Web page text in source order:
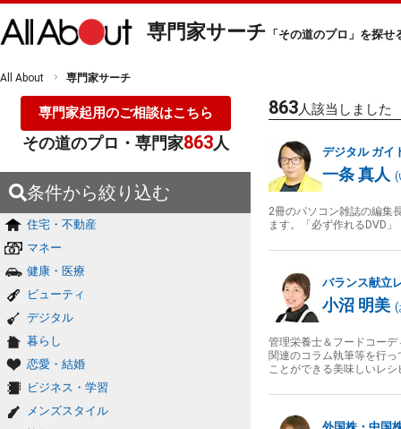
専門家サーチ 「その道のプロ」を探せ
All About 専門家サーチ
専門家起用のご相談はこちら
その道のプロ・専門家863人
条件から絞り込む
住宅・不動産
マネー
健康・医療
ビューティ
デジタル
暮らし
恋愛・結婚
ビジネス・学習
メンズスタイル
863人該当しました
デジタルガイ
一条 真人 (
2冊のパソコン雑誌の編集
ます。「必ず作れるDVD
バランス献立
小沼 明美 (
管理栄養士＆フードコー
関連のコラム執筆等を行
ことができる美味しいレ